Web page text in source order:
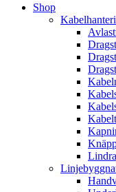
Shop